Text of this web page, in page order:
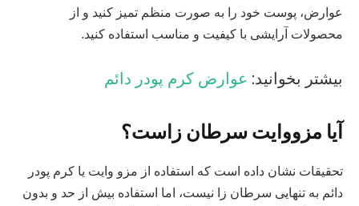
عوارض، پوست خود را به صورت منظم تمیز کنید و از
محصولات آرایشی با کیفیت و مناسب استفاده کنید.
بیشتر بخوانید: عوارض کرم پودر دائم
آیا مزووایت سرطان زاست؟
تحقیقات نشان داده است که استفاده از مزو وایت یا کرم پودر
دائم به تنهایی سرطان زا نیست، اما استفاده بیش از حد و بدون